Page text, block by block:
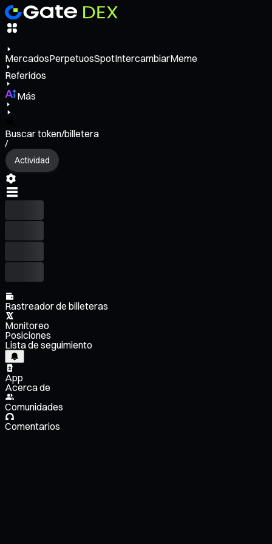
MercadosPerpetuosSpotIntercambiarMeme
Referidos
Más
Buscar token/billetera
/
Actividad
Rastreador de billeteras
Monitoreo
Posiciones
Lista de seguimiento
App
Acerca de
Comunidades
Comentarios